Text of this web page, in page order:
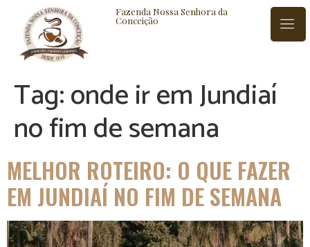
Fazenda Nossa Senhora da
Conceição
BLOG CONTATO
Tag:onde ir em Jundiaí
no fim de semana
MELHOR ROTEIRO: O QUE FAZER
EM JUNDIAÍ NO FIM DE SEMANA